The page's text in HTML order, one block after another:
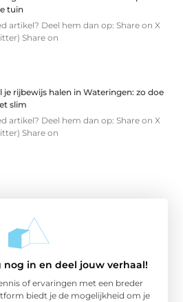
tuin
artikel? Deel hem dan op: Share on X
Share on
je rijbewijs halen in Wateringen: zo doe
slim
artikel? Deel hem dan op: Share on X
Share on
nog in en deel jouw verhaal!
of ervaringen met een breder
biedt je de mogelijkheid om je